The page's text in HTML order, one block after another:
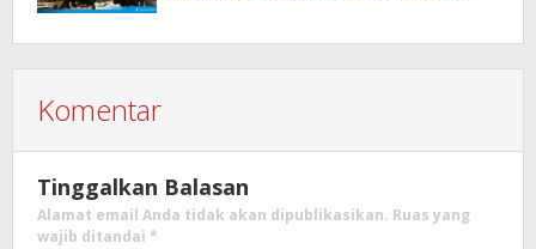
Komentar
Tinggalkan Balasan
Alamat email Anda tidak akan dipublikasikan. Ruas yang
wajib ditandai *